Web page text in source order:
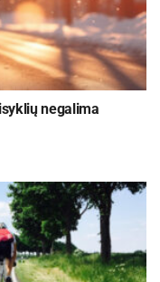
negalima